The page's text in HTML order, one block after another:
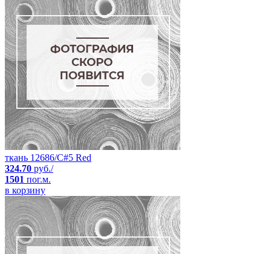
ткань 12686/C#5 Red
324.70 руб./
1501 пог.м.
в корзину